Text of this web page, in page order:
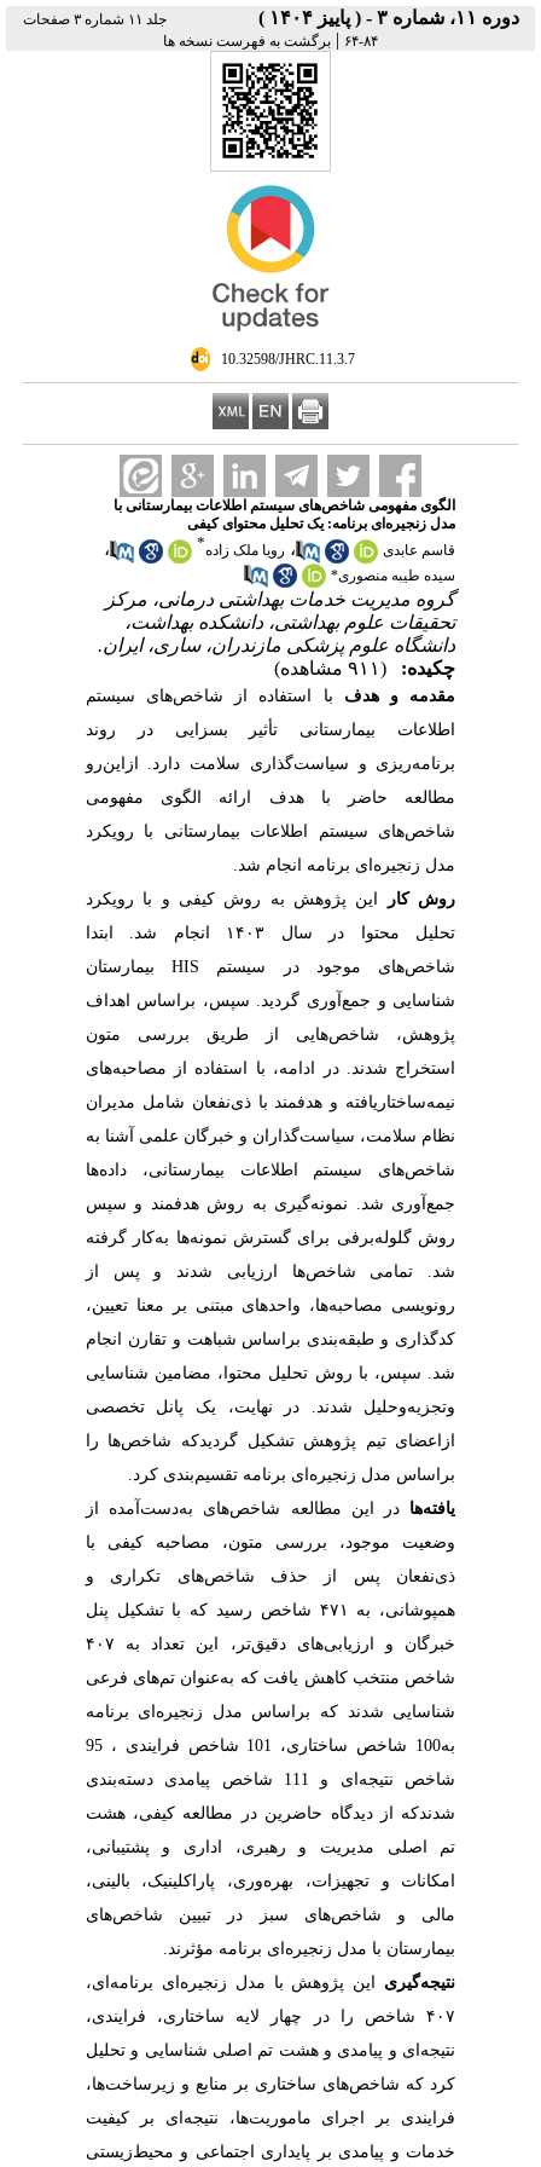
دوره ۱۱، شماره ۳ - ( پاییز ۱۴۰۴ )
جلد ۱۱ شماره ۳ صفحات
۸۴-۶۴
| برگشت به فهرست نسخه ها
‎ 10.32598/JHRC.11.3.7
الگوی مفهومی شاخص‌های سیستم اطلاعات بیمارستانی با
مدل زنجیره‌ای برنامه: یک تحلیل محتوای کیفی
قاسم عابدی
، رویا ملک زاده* ،
سیده طیبه منصوری*
گروه مدیریت خدمات بهداشتی درمانی، مرکز
تحقیقات علوم بهداشتی، دانشکده بهداشت،
دانشگاه علوم پزشکی مازندران، ساری، ایران.
چکیده:
(۹۱۱ مشاهده)
مقدمه و هدف با استفاده از شاخص‌های سیستم
اطلاعات بیمارستانی تأثیر بسزایی در روند
برنامه‌ریزی و سیاست‌گذاری سلامت دارد. ازاین‌رو
مطالعه حاضر با هدف ارائه الگوی مفهومی
شاخص‌های سیستم اطلاعات بیمارستانی با رویکرد
مدل زنجیره‌ای برنامه انجام شد.
روش کار
این پژوهش به روش کیفی و با رویکرد
تحلیل محتوا در سال ۱۴۰۳ انجام شد. ابتدا
شاخص‌های موجود در سیستم HIS بیمارستان
شناسایی و جمع‌آوری گردید. سپس، براساس اهداف
پژوهش، شاخص‌هایی از طریق بررسی متون
استخراج شدند. در ادامه، با استفاده از مصاحبه‌های
نیمه‌ساختاریافته و هدفمند با ذی‌نفعان شامل مدیران
نظام سلامت، سیاست‌گذاران و خبرگان علمی آشنا به
شاخص‌های سیستم اطلاعات بیمارستانی، داده‌ها
جمع‌آوری شد. نمونه‌گیری به روش هدفمند و سپس
روش گلوله‌برفی برای گسترش نمونه‌ها به‌کار گرفته
شد. تمامی شاخص‌ها ارزیابی شدند و پس از
رونویسی مصاحبه‌ها، واحدهای مبتنی بر معنا تعیین،
کدگذاری و طبقه‌بندی براساس شباهت و تقارن انجام
شد. سپس، با روش تحلیل محتوا، مضامین شناسایی
وتجزیه‌وحلیل شدند. در نهایت، یک پانل تخصصی
ازاعضای تیم پژوهش تشکیل گردیدکه شاخص‌ها را
براساس مدل زنجیره‌ای برنامه تقسیم‌بندی کرد.
یافته‌ها در این مطالعه شاخص‌های به‌دست‌آمده از
وضعیت موجود، بررسی متون، مصاحبه کیفی با
ذی‌نفعان پس از حذف شاخص‌های تکراری و
همپوشانی، به ۴۷۱ شاخص رسید که با تشکیل پنل
خبرگان و ارزیابی‌های دقیق‌تر، این تعداد به ۴۰۷
شاخص منتخب کاهش یافت که به‌عنوان تم‌های فرعی
شناسایی شدند که براساس مدل زنجیره‌ای برنامه
به100 شاخص ساختاری، 101 شاخص فرایندی ، 95
شاخص نتیجه‌ای و 111 شاخص پیامدی دسته‌بندی
شدندکه از دیدگاه حاضرین در مطالعه کیفی، هشت
تم اصلی مدیریت و رهبری، اداری و پشتیبانی،
امکانات و تجهیزات، بهره‌وری، پاراکلینیک، بالینی،
مالی و شاخص‌های سبز در تبیین شاخص‌های
بیمارستان با مدل زنجیره‌ای برنامه مؤثرند.
نتیجه‌گیری این پژوهش با مدل زنجیره‌ای برنامه‌ای،
۴۰۷ شاخص را در چهار لایه ساختاری، فرایندی،
نتیجه‌ای و پیامدی و هشت تم اصلی شناسایی و تحلیل
کرد که شاخص‌های ساختاری بر منابع و زیرساخت‌ها،
فرایندی بر اجرای ماموریت‌ها، نتیجه‌ای بر کیفیت
خدمات و پیامدی بر پایداری اجتماعی و محیط‌زیستی